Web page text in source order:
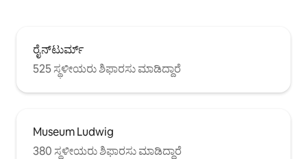
ರೈನ್‌ಟುರ್ಮ್
525 ಸ್ಥಳೀಯರು ಶಿಫಾರಸು ಮಾಡಿದ್ದಾರೆ
Museum Ludwig
380 ಸ್ಥಳೀಯರು ಶಿಫಾರಸು ಮಾಡಿದ್ದಾರೆ